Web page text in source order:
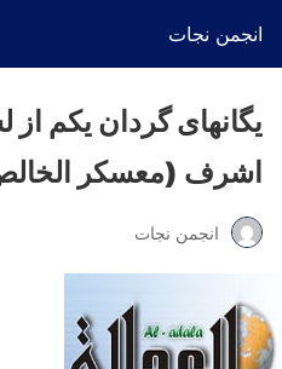
انجمن نجات
یگانهای گردان یکم از
اشرف (معسکر
انجمن نجات